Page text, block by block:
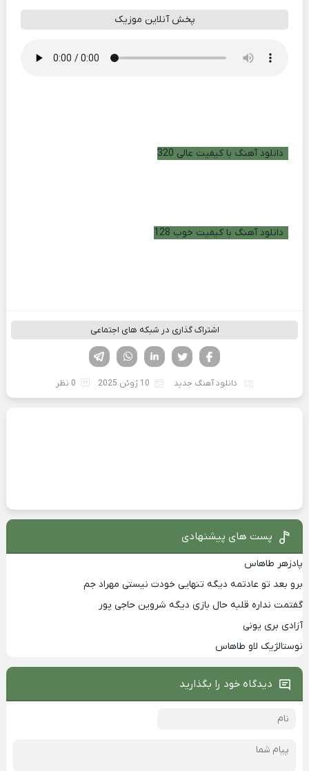
پخش آنلاین موزیک
دانلود آهنگ با کیفیت عالی 320
دانلود آهنگ با کیفیت خوب 128
اشتراک گذاری در شبکه های اجتماعی
لینکدین تویتر
فیسوک
دانلود آهنگ جدید 10 ژوئن 2025 0 نظر
پست های پیشنهادی
پادزهر طاهاس
برو بعد تو عادتمه دیگه تنهایی خودت نیستی مهراد جم
گفتمت نداره قلبه حال بازی دیگه شروین حاجی پور
آزادی بری یونی
نوستالژیک لاو طاهاس
دیدگاه خود را بگذارید